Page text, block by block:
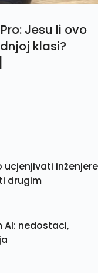
Jesu li ovo
klasi?
ucjenjivati inženjere
drugim
AI: nedostaci,